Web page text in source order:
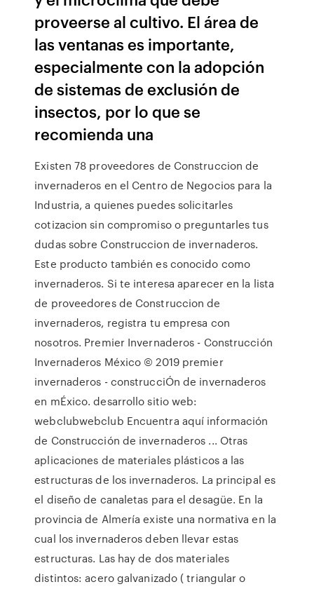
proveerse al cultivo. El área de
las ventanas es importante,
especialmente con la adopción
de sistemas de exclusión de
insectos, por lo que se
recomienda una
Existen 78 proveedores de Construccion de
invernaderos en el Centro de Negocios para la
Industria, a quienes puedes solicitarles
cotizacion sin compromiso o preguntarles tus
dudas sobre Construccion de invernaderos.
Este producto también es conocido como
invernaderos. Si te interesa aparecer en la lista
de proveedores de Construccion de
invernaderos, registra tu empresa con
nosotros. Premier Invernaderos - Construcción
Invernaderos México © 2019 premier
invernaderos - construcciÓn de invernaderos
en mÉxico. desarrollo sitio web:
webclubwebclub Encuentra aquí información
de Construcción de invernaderos ... Otras
aplicaciones de materiales plásticos a las
estructuras de los invernaderos. La principal es
el diseño de canaletas para el desagüe. En la
provincia de Almería existe una normativa en la
cual los invernaderos deben llevar estas
estructuras. Las hay de dos materiales
distintos: acero galvanizado ( triangular o